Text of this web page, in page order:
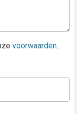
voorwaarden.